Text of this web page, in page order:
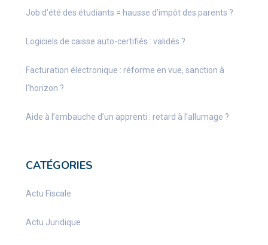
Job d’été des étudiants = hausse d’impôt des parents ?
Logiciels de caisse auto-certifiés : validés ?
Facturation électronique : réforme en vue, sanction à
l’horizon ?
Aide à l’embauche d’un apprenti : retard à l’allumage ?
CATÉGORIES
Actu Fiscale
Actu Juridique